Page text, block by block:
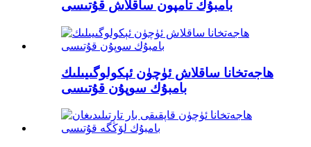
بامبۇك تامپون ساقلاش قۇتىسى
ھاجەتخانا ساقلاش ئۈچۈن ئېكولوگىيىلىك
بامبۇك سوپۇن قۇتىسى